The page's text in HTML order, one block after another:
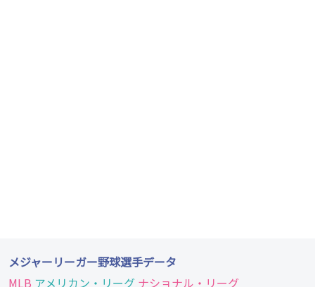
メジャーリーガー野球選手データ
MLB アメリカン・リーグ ナショナル・リーグ